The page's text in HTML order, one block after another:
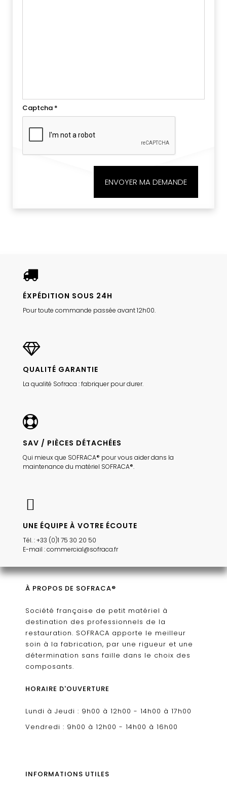
Captcha *
ENVOYER MA DEMANDE
ÉXPÉDITION SOUS 24H
Pour toute commande passée avant 12h00.
QUALITÉ GARANTIE
La qualité Sofraca : fabriquer pour durer.
SAV / PIÈCES DÉTACHÉES
Qui mieux que SOFRACA® pour vous aider dans la
maintenance du matériel SOFRACA®.
UNE ÉQUIPE À VOTRE ÉCOUTE
Tél. : +33 (0)1 75 30 20 50
E-mail : commercial@sofraca.fr
À PROPOS DE SOFRACA®
Société française de petit matériel à
destination des professionnels de la
restauration. SOFRACA apporte le meilleur
soin à la fabrication, par une rigueur et une
détermination sans faille dans le choix des
composants.
HORAIRE D'OUVERTURE
Lundi à Jeudi : 9h00 à 12h00 - 14h00 à 17h00
Vendredi : 9h00 à 12h00 - 14h00 à 16h00
INFORMATIONS UTILES